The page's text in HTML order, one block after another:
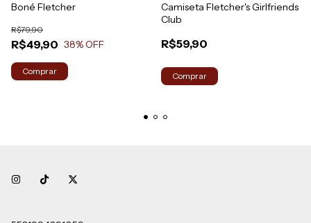
Boné Fletcher
R$49,90
R$79,90
38% OFF
Comprar
Camiseta Fletcher's Girlfriends
Club
R$59,90
Comprar